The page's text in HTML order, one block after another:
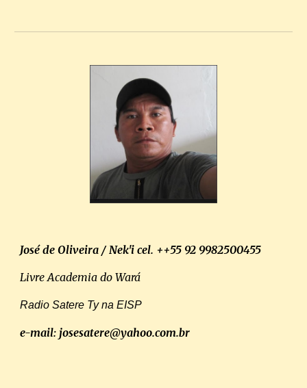
José de Oliveira / Nek'i cel. ++55 92 9982500455
Livre Academia do Wará
Radio Satere Ty na EISP
e-mail: josesatere@yahoo.com.br